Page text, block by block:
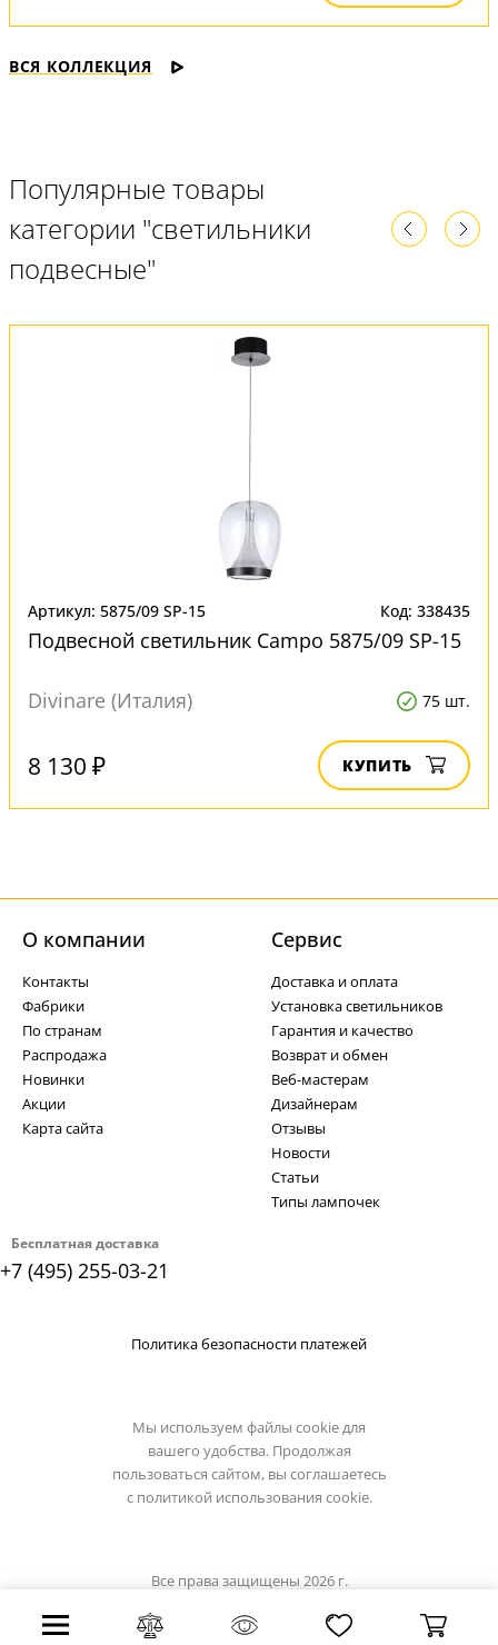
ВСЯ КОЛЛЕКЦИЯ
Популярные товары
категории "светильники
подвесные"
Артикул: 5875/09 SP-15 Код: 338435
Подвесной светильник Campo 5875/09 SP-15
Divinare (Италия) 75 шт.
8 130 ₽ КУПИТЬ
Бесплатная доставка
+7 (495) 255-03-21
О компании
Контакты
Фабрики
По странам
Распродажа
Новинки
Акции
Карта сайта
Cервис
Доставка и оплата
Установка светильников
Гарантия и качество
Возврат и обмен
Веб-мастерам
Дизайнерам
Отзывы
Новости
Статьи
Типы лампочек
Политика безопасности платежей
Мы используем файлы cookie для
вашего удобства. Продолжая
пользоваться сайтом, вы соглашаетесь
с политикой использования cookie.
Все права защищены 2026 г.